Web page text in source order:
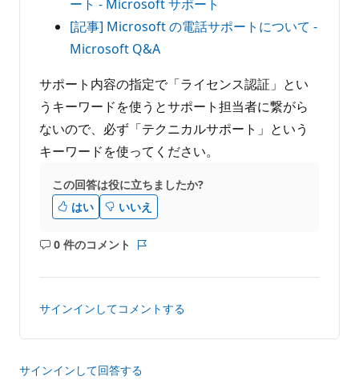
ート - Microsoft サポート
[記事] Microsoft の電話サポートについて -
Microsoft Q&A
サポート内容の指定で「ライセンス認証」とい
うキーワードを使うとサポート担当者に繋がら
ないので、必ず「テクニカルサポート」という
キーワードを使ってください。
この回答は役に立ちましたか?
はい
いいえ
0 件のコメント
コ
ト
あ
ま
ト
サインインしてコメントする
サインインして回答する